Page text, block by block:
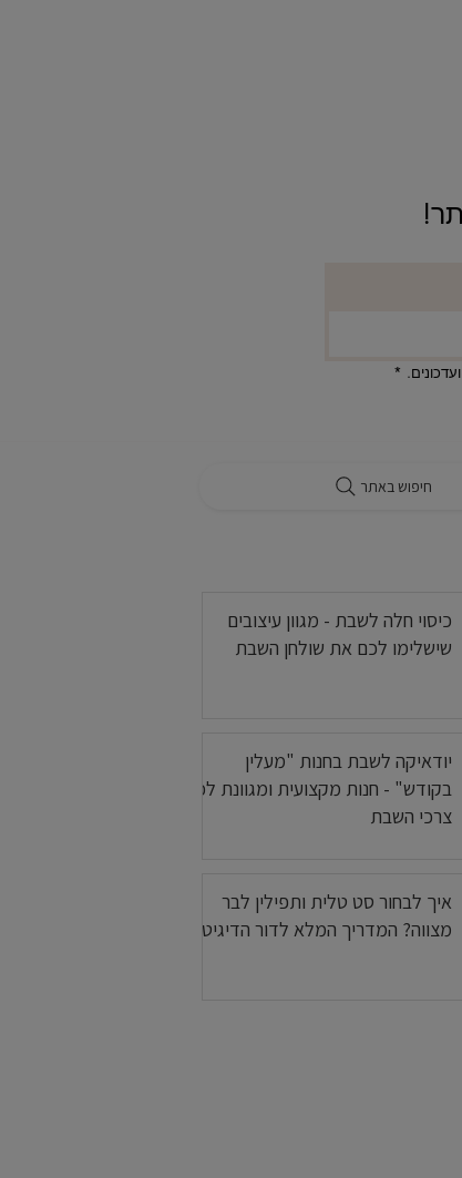
*
חיפוש באתר
כיסוי חלה לשבת - מגוון עיצובים
שישלימו לכם את שולחן השבת
יודאיקה לשבת בחנות "מעלין
בקודש" - חנות מקצועית ומגוונת לכל
צרכי השבת
איך לבחור סט טלית ותפילין לבר
מצווה? המדריך המלא לדור הדיגיטלי